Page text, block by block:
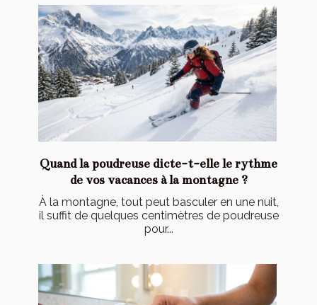
Quand la poudreuse dicte-t-elle le rythme
de vos vacances à la montagne ?
À la montagne, tout peut basculer en une nuit,
il suffit de quelques centimètres de poudreuse
pour...